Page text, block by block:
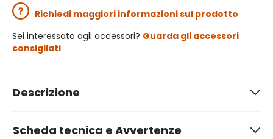
Richiedi maggiori informazioni sul prodotto
Sei interessato agli accessori? Guarda gli accessori
consigliati
Descrizione
Scheda tecnica e Avvertenze